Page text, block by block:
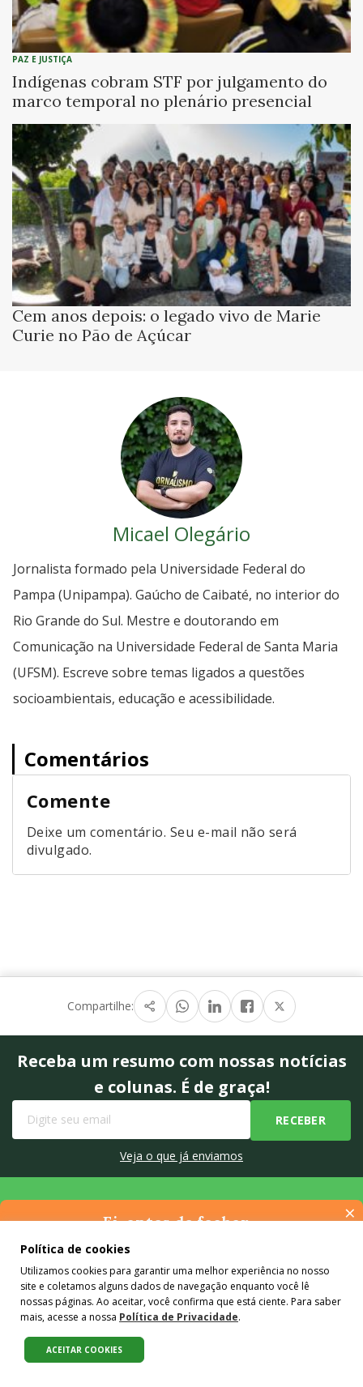
PAZ E JUSTIÇA
Indígenas cobram STF por julgamento do
marco temporal no plenário presencial
Cem anos depois: o legado vivo de Marie
Curie no Pão de Açúcar
Micael Olegário
Jornalista formado pela Universidade Federal do
Pampa (Unipampa). Gaúcho de Caibaté, no interior do
Rio Grande do Sul. Mestre e doutorando em
Comunicação na Universidade Federal de Santa Maria
(UFSM). Escreve sobre temas ligados a questões
socioambientais, educação e acessibilidade.
Comentários
Comente
Deixe um comentário. Seu e-mail não será
divulgado.
Compartilhe:
Receba um resumo com nossas notícias
e colunas. É de graça!
Veja o que já enviamos
Quem somos
Agência
Mídia Kit
Conteúdo de marca
Política de cookies
Utilizamos cookies para garantir uma melhor experiência no nosso
site e coletamos alguns dados de navegação enquanto você lê
nossas páginas. Ao aceitar, você confirma que está ciente. Para saber
mais, acesse a nossa Política de Privacidade.
ACEITAR COOKIES
×
Ei, antes de fechar…
Pense na importância de manter-se informado(a). Quer ter
colunistas e reportagens especiais? Receba a nossa newsletter.
É de graça :)